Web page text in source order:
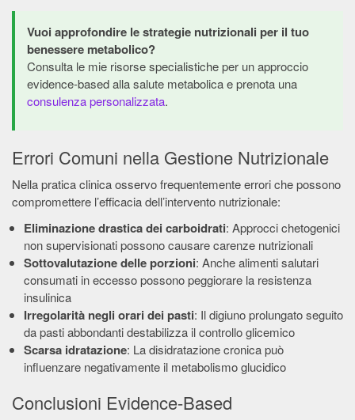
Vuoi approfondire le strategie nutrizionali per il tuo
benessere metabolico?
Consulta le mie risorse specialistiche per un approccio
evidence-based alla salute metabolica e prenota una
consulenza personalizzata.
Errori Comuni nella Gestione Nutrizionale
Nella pratica clinica osservo frequentemente errori che possono
compromettere l’efficacia dell’intervento nutrizionale:
Eliminazione drastica dei carboidrati: Approcci chetogenici
non supervisionati possono causare carenze nutrizionali
Sottovalutazione delle porzioni: Anche alimenti salutari
consumati in eccesso possono peggiorare la resistenza
insulinica
Irregolarità negli orari dei pasti: Il digiuno prolungato seguito
da pasti abbondanti destabilizza il controllo glicemico
Scarsa idratazione: La disidratazione cronica può
influenzare negativamente il metabolismo glucidico
Conclusioni Evidence-Based